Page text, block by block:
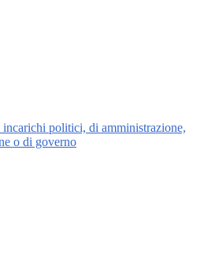
politici, di amministrazione,
o di governo